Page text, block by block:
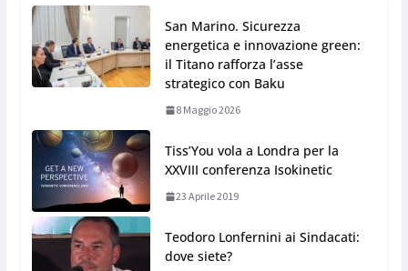
San Marino. Sicurezza
energetica e innovazione green:
il Titano rafforza l’asse
strategico con Baku
8 Maggio 2026
Tiss’You vola a Londra per la
XXVIII conferenza Isokinetic
23 Aprile 2019
Teodoro Lonfernini ai Sindacati:
dove siete?